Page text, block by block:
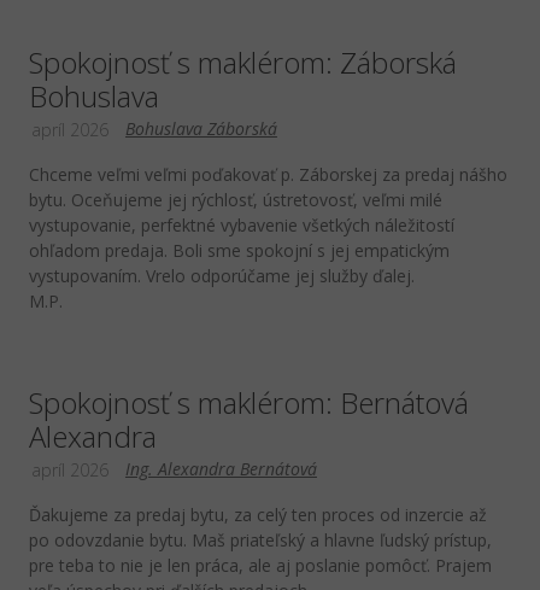
Spokojnosť s maklérom: Záborská
Bohuslava
Bohuslava Záborská
apríl 2026
Chceme veľmi veľmi poďakovať p. Záborskej za predaj nášho
bytu. Oceňujeme jej rýchlosť, ústretovosť, veľmi milé
vystupovanie, perfektné vybavenie všetkých náležitostí
ohľadom predaja. Boli sme spokojní s jej empatickým
vystupovaním. Vrelo odporúčame jej služby ďalej.
M.P.
Spokojnosť s maklérom: Bernátová
Alexandra
Ing. Alexandra Bernátová
apríl 2026
Ďakujeme za predaj bytu, za celý ten proces od inzercie až
po odovzdanie bytu. Maš priateľský a hlavne ľudský prístup,
pre teba to nie je len práca, ale aj poslanie pomôcť. Prajem